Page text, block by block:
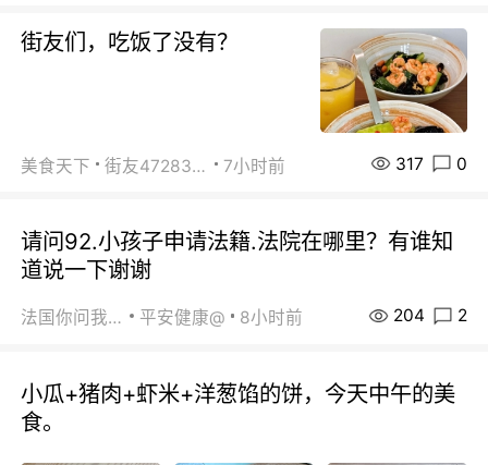
街友们，吃饭了没有？
美食天下 街友472838572 7小时前 317 0
请问92.小孩子申请法籍.法院在哪里？有谁知
道说一下谢谢
法国你问我答 平安健康@ 8小时前 204 2
小瓜+猪肉+虾米+洋葱馅的饼，今天中午的美
食。